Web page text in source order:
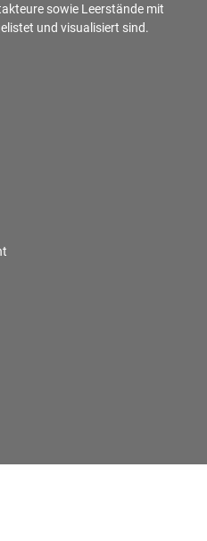
sowie Leerstände mit
und visualisiert sind.